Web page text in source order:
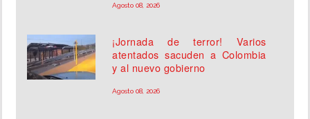
Agosto 08, 2026
¡Jornada de terror! Varios
atentados sacuden a Colombia
y al nuevo gobierno
Agosto 08, 2026